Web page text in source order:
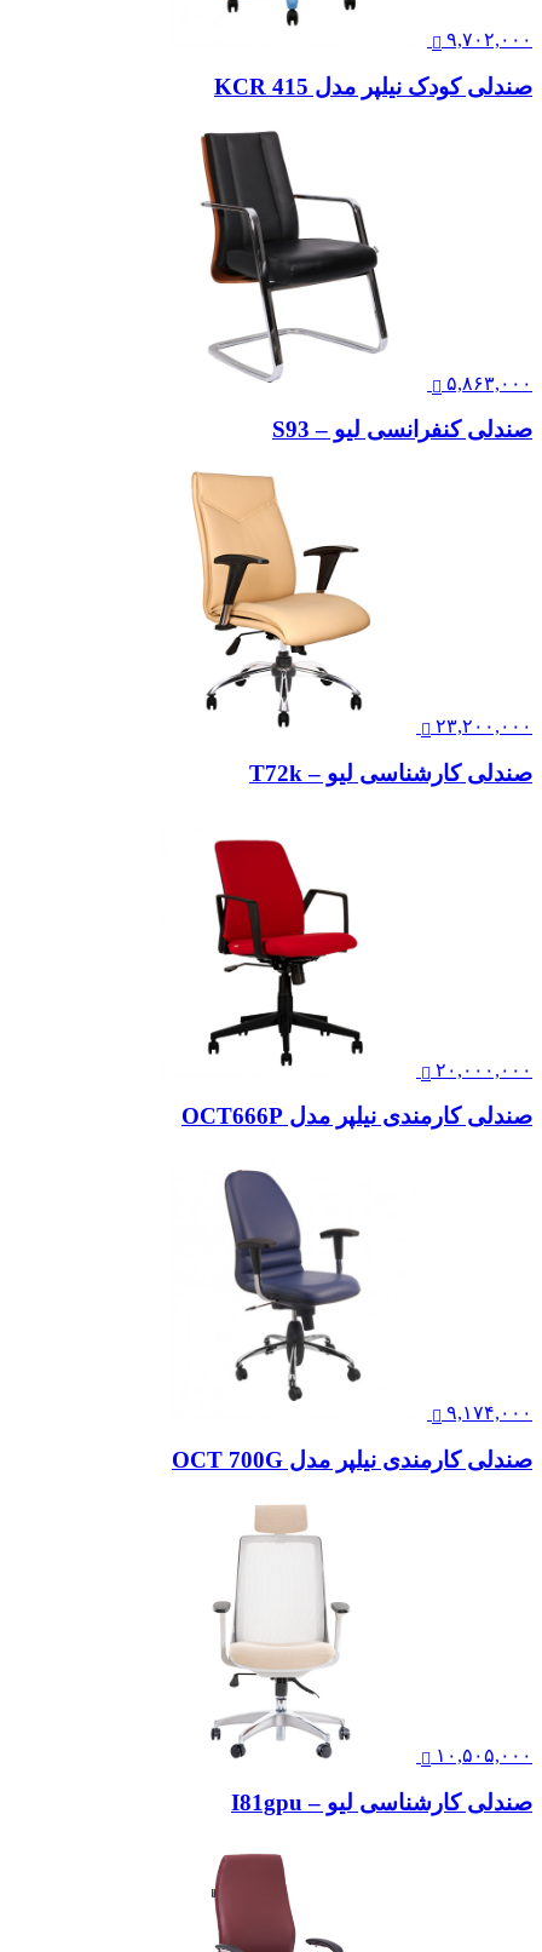
۹,۷۰۲,۰۰۰
صندلی کودک نیلپر مدل KCR 415
۵,۸۶۳,۰۰۰
صندلی کنفرانسی لیو – S93
۲۳,۲۰۰,۰۰۰
صندلی کارشناسی لیو – T72k
۲۰,۰۰۰,۰۰۰
صندلی کارمندی نیلپر مدل OCT666P
۹,۱۷۴,۰۰۰
صندلی کارمندی نیلپر مدل OCT 700G
۱۰,۵۰۵,۰۰۰
صندلی کارشناسی لیو – I81gpu